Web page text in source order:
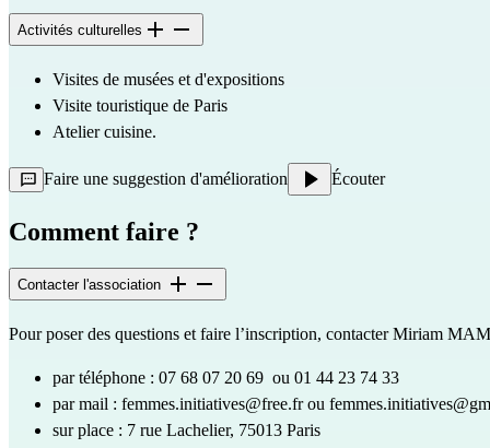
Activités culturelles
Visites de musées et d'expositions
Visite touristique de Paris
Atelier cuisine.
Faire une suggestion d'amélioration Écouter
Comment faire ?
Contacter l'association
Pour poser des questions et faire l’inscription, contacter Miriam
par téléphone : 07 68 07 20 69  ou 01 44 23 74 33
par mail : femmes.initiatives@free.fr ou
sur place : 7 rue Lachelier, 75013 Paris